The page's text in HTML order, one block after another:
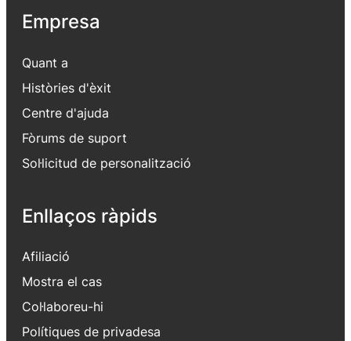
Empresa
Quant a
Històries d'èxit
Centre d'ajuda
Fòrums de suport
Sol·licitud de personalització
Enllaços ràpids
Afiliació
Mostra el cas
Col·laboreu-hi
Polítiques de privadesa